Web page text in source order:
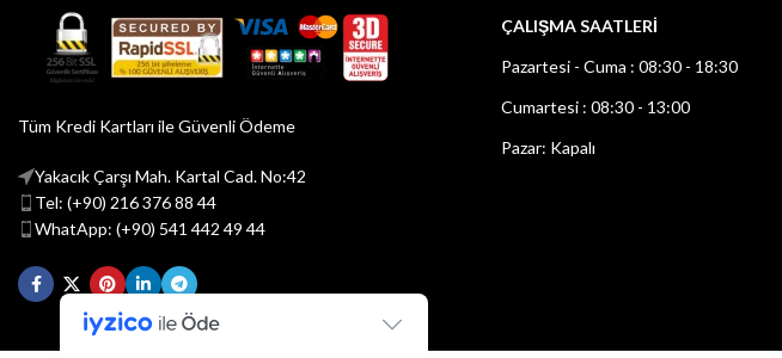
Tüm Kredi Kartları ile Güvenli Ödeme
Yakacık Çarşı Mah. Kartal Cad. No:42
Tel: (+90) 216 376 88 44
WhatApp: (+90) 541 442 49 44
ÇALIŞMA SAATLERİ
Pazartesi - Cuma : 08:30 - 18:30
Cumartesi : 08:30 - 13:00
Pazar: Kapalı